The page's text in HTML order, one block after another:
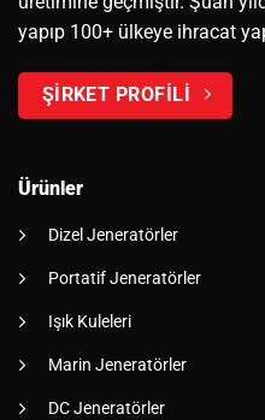
yapıp 100+ ülkeye ihracat
ŞİRKET PROFİLİ
Ürünler
Dizel Jeneratörler
Portatif Jeneratörler
Işık Kuleleri
Marin Jeneratörler
DC Jeneratörler